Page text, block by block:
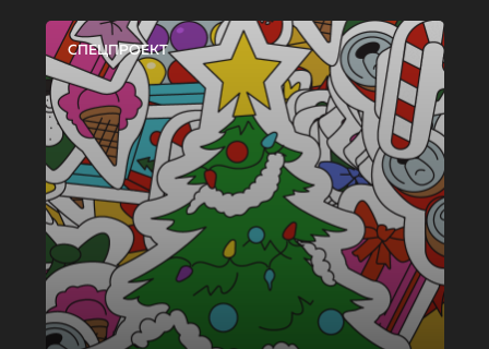
СПЕЦПРОЕКТ